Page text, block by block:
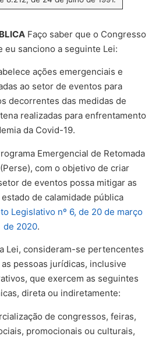
Faço saber que o Congresso
eu sanciono a seguinte Lei:
ações emergenciais e
ao setor de eventos para
decorrentes das medidas de
realizadas para enfrentamento
da Covid-19.
Emergencial de Retomada
com o objetivo de criar
de eventos possa mitigar as
de calamidade pública
Legislativo nº 6, de 20 de março
de 2020.
Lei, consideram-se pertencentes
pessoas jurídicas, inclusive
que exercem as seguintes
direta ou indiretamente:
de congressos, feiras,
promocionais ou culturais,